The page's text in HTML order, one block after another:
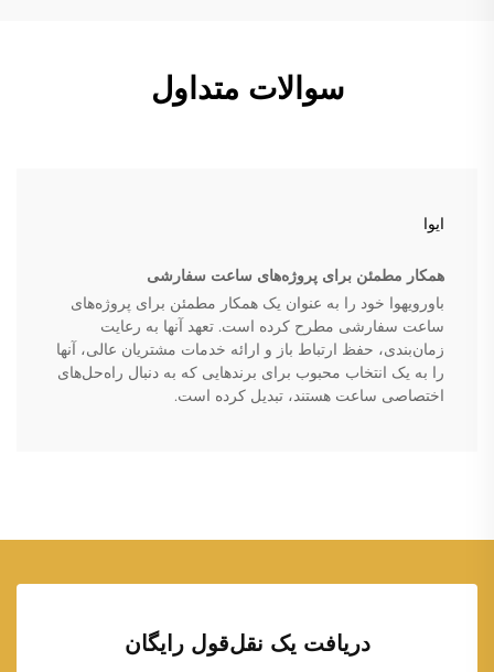
سوالات متداول
ایوا
همکار مطمئن برای پروژه‌های ساعت سفارشی
باورویهوا خود را به عنوان یک همکار مطمئن برای پروژه‌های
ساعت سفارشی مطرح کرده است. تعهد آنها به رعایت
زمان‌بندی، حفظ ارتباط باز و ارائه خدمات مشتریان عالی، آنها
را به یک انتخاب محبوب برای برندهایی که به دنبال راه‌حل‌های
اختصاصی ساعت هستند، تبدیل کرده است.
دریافت یک نقل‌قول رایگان